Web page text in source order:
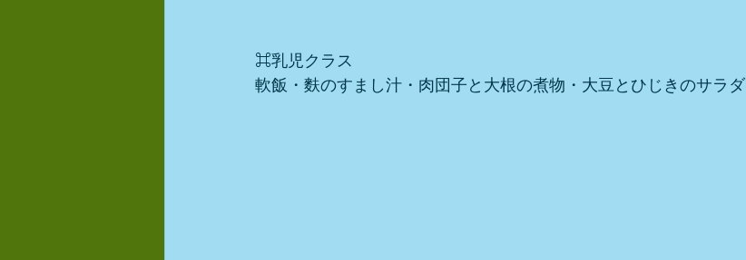
⌘乳児クラス
軟飯・麩のすまし汁・肉団子と大根の煮物・大豆とひじきのサラダ